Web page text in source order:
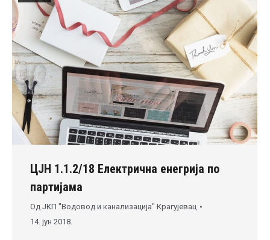
ЦЈН 1.1.2/18 Електрична енегрија по
партијама
Од ЈКП "Водовод и канализација" Крагујевац
14. јун 2018.